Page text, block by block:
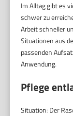
Im Alltag gibt es
schwer zu
Arbeit schneller
Situationen aus
passenden
Anwendung.
Pflege
Situation: Der